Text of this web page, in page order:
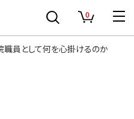
0
職員として何を心掛けるのか